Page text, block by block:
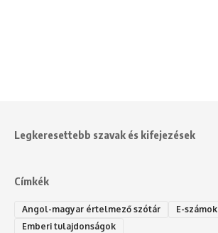
Legkeresettebb szavak és kifejezések
Címkék
Angol-magyar értelmező szótár E-számok
Emberi tulajdonságok